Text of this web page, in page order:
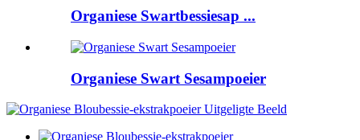
Organiese Swartbessiesap ...
Organiese Swart Sesampoeier